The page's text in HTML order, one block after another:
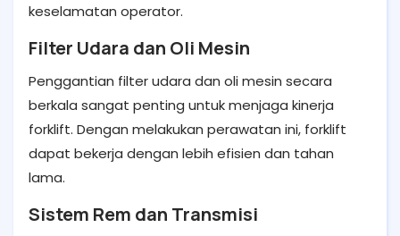
keselamatan operator.
Filter Udara dan Oli Mesin
Penggantian filter udara dan oli mesin secara
berkala sangat penting untuk menjaga kinerja
forklift. Dengan melakukan perawatan ini, forklift
dapat bekerja dengan lebih efisien dan tahan
lama.
Sistem Rem dan Transmisi